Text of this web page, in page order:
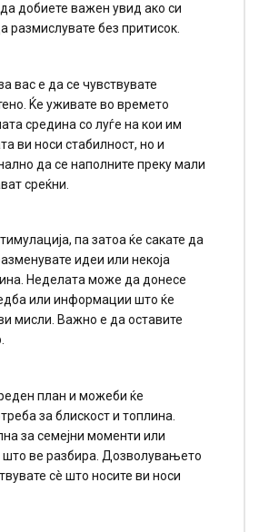
добиете важен увид ако си
размислувате без притисок.
вас е да се чувствувате
Ќе уживате во времето
средина со луѓе на кои им
ви носи стабилност, но и
да се наполните преку мали
среќни.
па затоа ќе сакате да
идеи или некоја
Неделата може да донесе
или информации што ќе
мисли. Важно е да оставите
план и можеби ќе
за блискост и топлина.
за семејни моменти или
што ве разбира. Дозволувањето
сè што носите ви носи